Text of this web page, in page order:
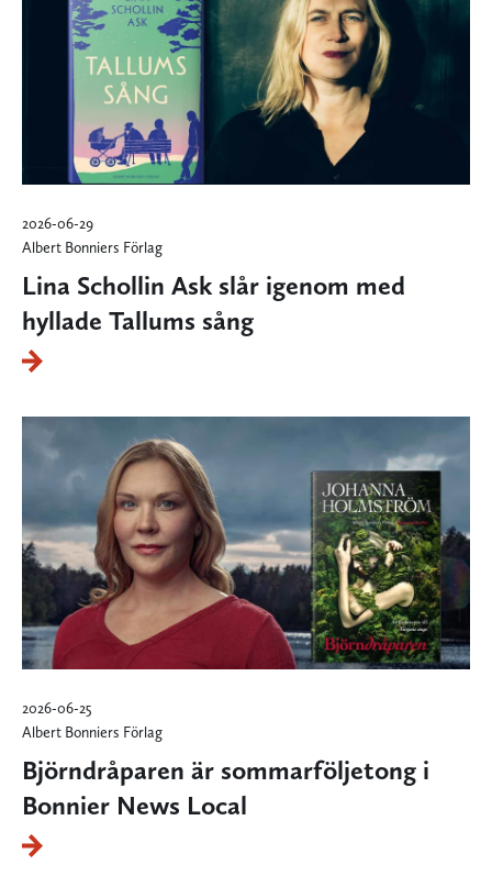
2026-06-29
Albert Bonniers Förlag
Lina Schollin Ask slår igenom med
hyllade Tallums sång
2026-06-25
Albert Bonniers Förlag
Björndråparen är sommarföljetong i
Bonnier News Local